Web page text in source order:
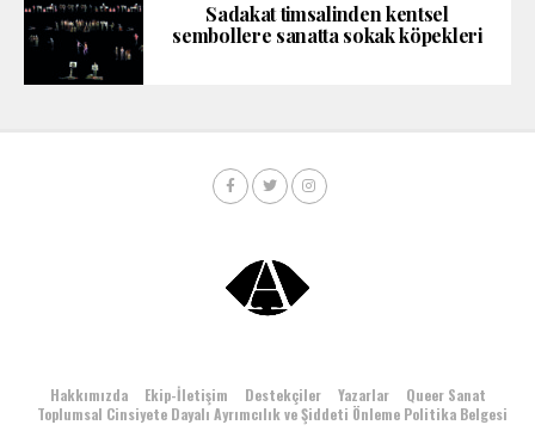
Sadakat timsalinden kentsel
sembollere sanatta sokak köpekleri
Hakkımızda Ekip-İletişim Destekçiler Yazarlar
Queer Sanat
Toplumsal Cinsiyete Dayalı Ayrımcılık ve Şiddeti Önleme Politika Belgesi